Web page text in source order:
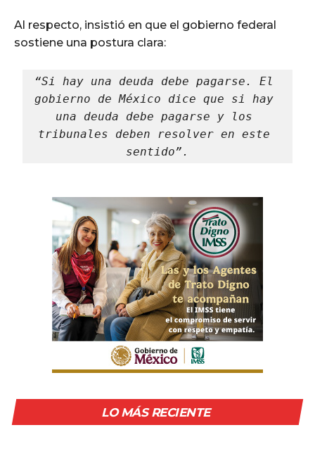
Al respecto, insistió en que el gobierno federal
sostiene una postura clara:
“Si hay una deuda debe pagarse. El
gobierno de México dice que si hay
una deuda debe pagarse y los
tribunales deben resolver en este
sentido”.
LO MÁS RECIENTE